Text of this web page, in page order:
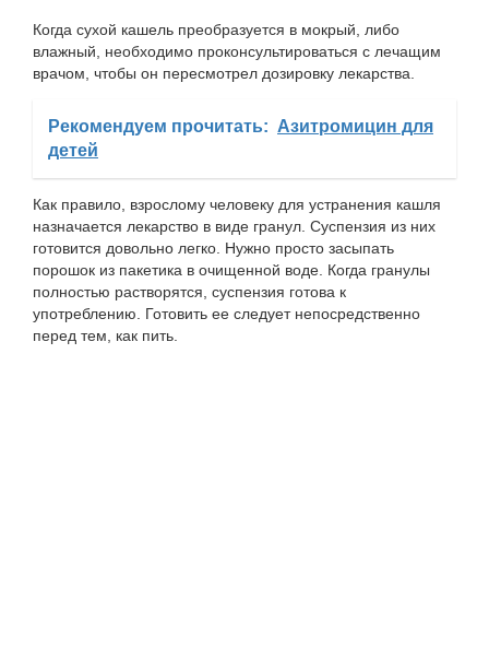
Когда сухой кашель преобразуется в мокрый, либо
влажный, необходимо проконсультироваться с лечащим
врачом, чтобы он пересмотрел дозировку лекарства.
Рекомендуем прочитать: Азитромицин для
детей
Как правило, взрослому человеку для устранения кашля
назначается лекарство в виде гранул. Суспензия из них
готовится довольно легко. Нужно просто засыпать
порошок из пакетика в очищенной воде. Когда гранулы
полностью растворятся, суспензия готова к
употреблению. Готовить ее следует непосредственно
перед тем, как пить.